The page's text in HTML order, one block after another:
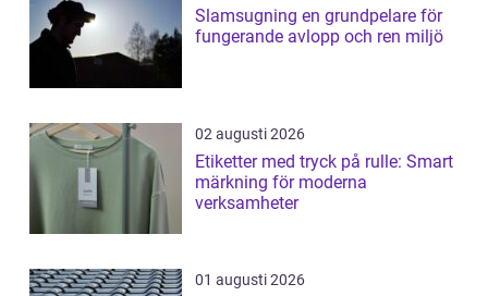
Slamsugning en grundpelare för
fungerande avlopp och ren miljö
02 augusti 2026
Etiketter med tryck på rulle: Smart
märkning för moderna
verksamheter
01 augusti 2026